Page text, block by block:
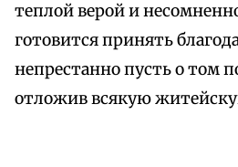
теплой верой и
готовится принять
непрестанно пусть о том
отложив всякую